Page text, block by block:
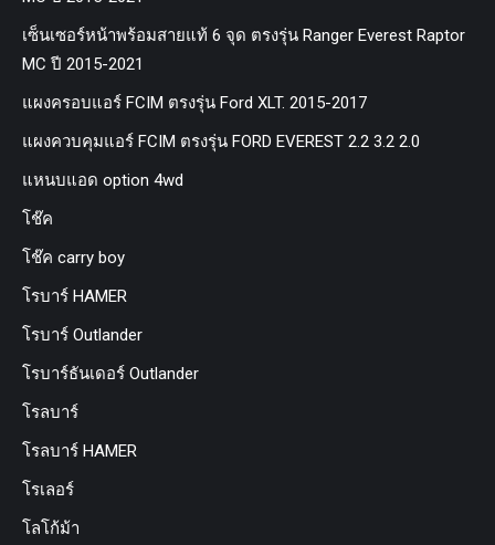
เซ็นเซอร์หน้าพร้อมสายแท้ 6 จุด ตรงรุ่น Ranger Everest Raptor
MC ปี 2015-2021
แผงครอบแอร์ FCIM ตรงรุ่น Ford XLT. 2015-2017
แผงควบคุมแอร์ FCIM ตรงรุ่น FORD EVEREST 2.2 3.2 2.0
แหนบแอด option 4wd
โช๊ค
โช๊ค carry boy
โรบาร์ HAMER
โรบาร์ Outlander
โรบาร์ธันเดอร์ Outlander
โรลบาร์
โรลบาร์ HAMER
โรเลอร์
โลโก้ม้า